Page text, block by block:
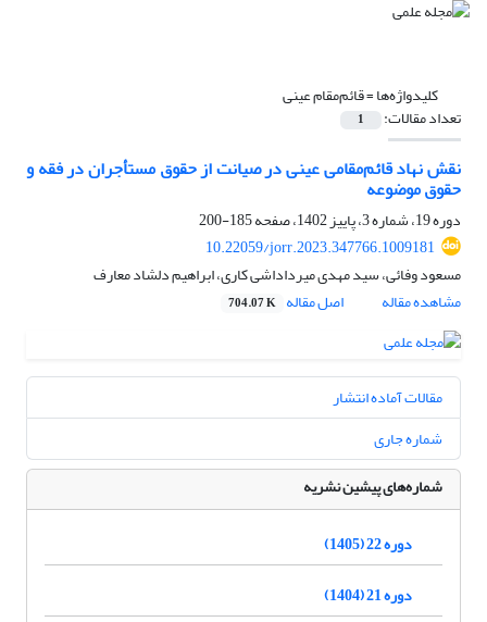
کلیدواژه‌ها =قائم‌مقام عینی
تعداد مقالات: 1
نقش نهاد قائم‌مقامی عینی در صیانت از حقوق مستأجران در فقه و
حقوق موضوعه
دوره 19، شماره 3، پاییز 1402، صفحه
185-200
10.22059/jorr.2023.347766.1009181
مسعود وفائی، سید مهدی میرداداشی کاری، ابراهیم دلشاد معارف
مشاهده مقاله
اصل مقاله 704.07 K
مقالات آماده انتشار
شماره جاری
شماره‌های پیشین نشریه
دوره 22 (1405)
دوره 21 (1404)